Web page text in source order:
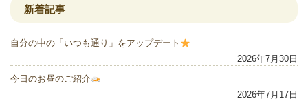
新着記事
自分の中の「いつも通り」をアップデート
2026年7月30日
今日のお昼のご紹介
2026年7月17日